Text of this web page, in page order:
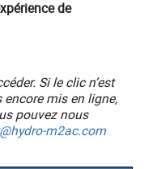
de
Si le clic n’est
encore mis en ligne,
pouvez nous
m2ac.com